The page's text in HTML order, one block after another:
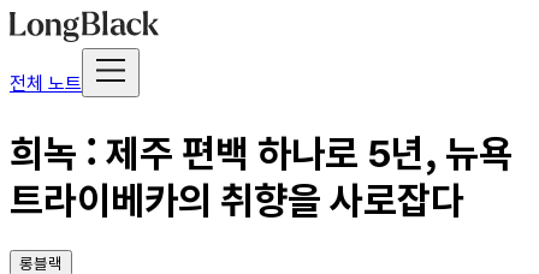
전체 노트
희녹 : 제주 편백 하나로 5년, 뉴욕
트라이베카의 취향을 사로잡다
롱블랙